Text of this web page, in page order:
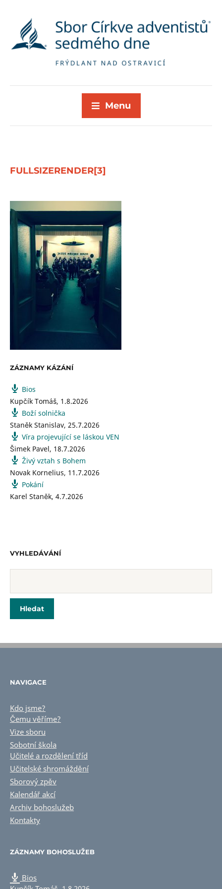
Menu
FULLSIZERENDER[3]
ZÁZNAMY KÁZÁNÍ
Bios
Kupčík Tomáš, 1.8.2026
Boží solnička
Staněk Stanislav, 25.7.2026
Víra projevující se láskou VEN
Šimek Pavel, 18.7.2026
Živý vztah s Bohem
Novak Kornelius, 11.7.2026
Pokání
Karel Staněk, 4.7.2026
VYHLEDÁVÁNÍ
NAVIGACE
Kdo jsme?
Čemu věříme?
Vize sboru
Sobotní škola
Učitelé a rozdělení tříd
Učitelské shromáždění
Sborový zpěv
Kalendář akcí
Archiv bohoslužeb
Kontakty
ZÁZNAMY BOHOSLUŽEB
Bios